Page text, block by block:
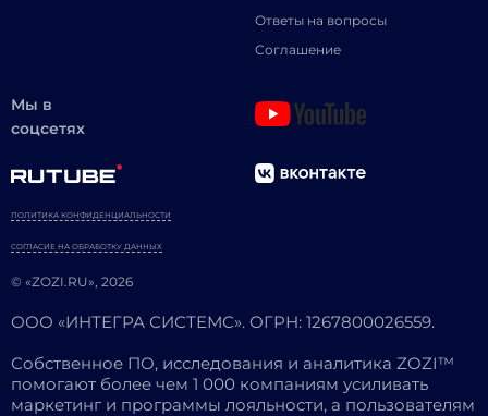
Ответы на вопросы
Соглашение
Мы в
соцсетях
© «ZOZI.RU», 2026
ПОЛИТИКА КОНФИДЕНЦИАЛЬНОСТИ
СОГЛАСИЕ НА ОБРАБОТКУ ДАННЫХ
ООО «ИНТЕГРА СИСТЕМС». ОГРН: 1267800026559.
Собственное ПО, исследования и аналитика ZOZI™
помогают более чем 1 000 компаниям усиливать
маркетинг и программы лояльности, а пользователям